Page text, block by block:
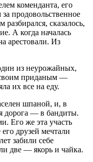
коменданта, его
продовольственное
сказалось,
А когда началась
арестовали. Из
из неурожайных,
своим приданым —
их все на еду.
шпаной, и, в
дорога — в бандиты.
Его же эта участь
друзей мечтали
забили себе
две — якорь и чайка.